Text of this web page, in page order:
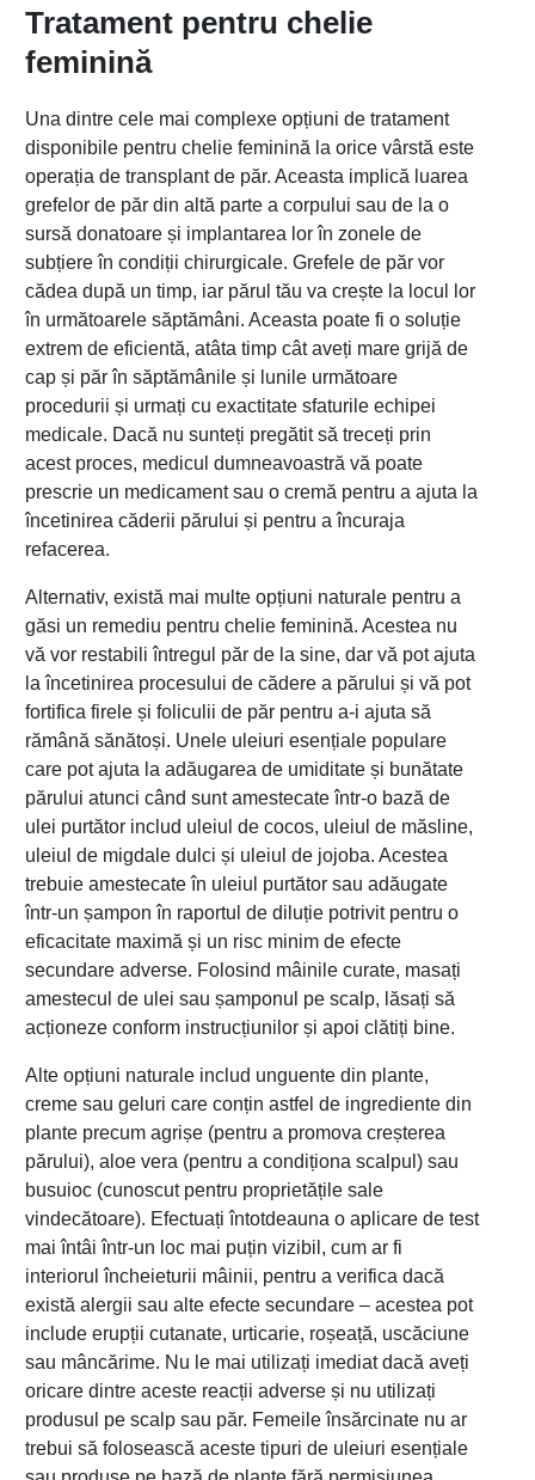
Tratament pentru chelie
feminină
Una dintre cele mai complexe opțiuni de tratament
disponibile pentru chelie feminină la orice vârstă este
operația de transplant de păr. Aceasta implică luarea
grefelor de păr din altă parte a corpului sau de la o
sursă donatoare și implantarea lor în zonele de
subțiere în condiții chirurgicale. Grefele de păr vor
cădea după un timp, iar părul tău va crește la locul lor
în următoarele săptămâni. Aceasta poate fi o soluție
extrem de eficientă, atâta timp cât aveți mare grijă de
cap și păr în săptămânile și lunile următoare
procedurii și urmați cu exactitate sfaturile echipei
medicale. Dacă nu sunteți pregătit să treceți prin
acest proces, medicul dumneavoastră vă poate
prescrie un medicament sau o cremă pentru a ajuta la
încetinirea căderii părului și pentru a încuraja
refacerea.
Alternativ, există mai multe opțiuni naturale pentru a
găsi un remediu pentru chelie feminină. Acestea nu
vă vor restabili întregul păr de la sine, dar vă pot ajuta
la încetinirea procesului de cădere a părului și vă pot
fortifica firele și foliculii de păr pentru a-i ajuta să
rămână sănătoși. Unele uleiuri esențiale populare
care pot ajuta la adăugarea de umiditate și bunătate
părului atunci când sunt amestecate într-o bază de
ulei purtător includ uleiul de cocos, uleiul de măsline,
uleiul de migdale dulci și uleiul de jojoba. Acestea
trebuie amestecate în uleiul purtător sau adăugate
într-un șampon în raportul de diluție potrivit pentru o
eficacitate maximă și un risc minim de efecte
secundare adverse. Folosind mâinile curate, masați
amestecul de ulei sau șamponul pe scalp, lăsați să
acționeze conform instrucțiunilor și apoi clătiți bine.
Alte opțiuni naturale includ unguente din plante,
creme sau geluri care conțin astfel de ingrediente din
plante precum agrișe (pentru a promova creșterea
părului), aloe vera (pentru a condiționa scalpul) sau
busuioc (cunoscut pentru proprietățile sale
vindecătoare). Efectuați întotdeauna o aplicare de test
mai întâi într-un loc mai puțin vizibil, cum ar fi
interiorul încheieturii mâinii, pentru a verifica dacă
există alergii sau alte efecte secundare – acestea pot
include erupții cutanate, urticarie, roșeață, uscăciune
sau mâncărime. Nu le mai utilizați imediat dacă aveți
oricare dintre aceste reacții adverse și nu utilizați
produsul pe scalp sau păr. Femeile însărcinate nu ar
trebui să folosească aceste tipuri de uleiuri esențiale